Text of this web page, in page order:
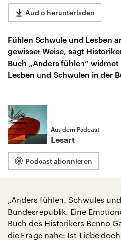
Audio herunterladen
Fühlen Schwule und Lesben
gewisser Weise, sagt
Buch „Anders fühlen“
Lesben und Schwulen in der
Aus dem Podcast
Lesart
Podcast abonnieren
„Anders fühlen. Schwules
Bundesrepublik. Eine
Buch des Historikers Benno
die Frage nahe: Ist Liebe